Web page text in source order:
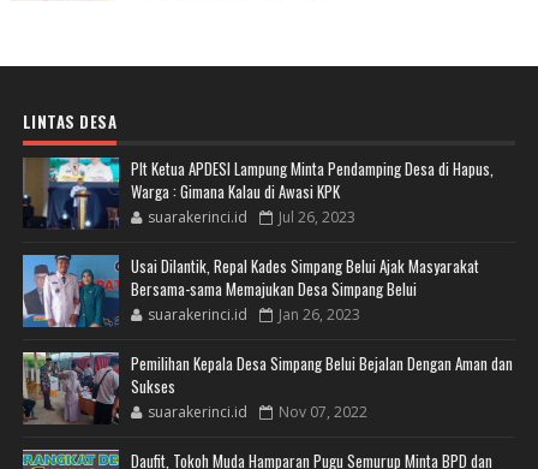
LINTAS DESA
Plt Ketua APDESI Lampung Minta Pendamping Desa di Hapus,
Warga : Gimana Kalau di Awasi KPK
suarakerinci.id Jul 26, 2023
Usai Dilantik, Repal Kades Simpang Belui Ajak Masyarakat
Bersama-sama Memajukan Desa Simpang Belui
suarakerinci.id Jan 26, 2023
Pemilihan Kepala Desa Simpang Belui Bejalan Dengan Aman dan
Sukses
suarakerinci.id Nov 07, 2022
Daufit, Tokoh Muda Hamparan Pugu Semurup Minta BPD dan